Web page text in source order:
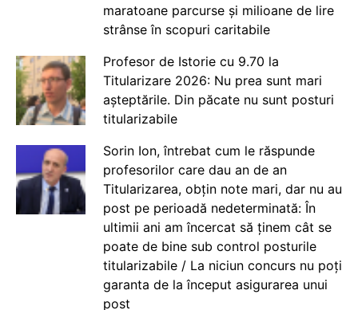
maratoane parcurse și milioane de lire
strânse în scopuri caritabile
Profesor de Istorie cu 9.70 la
Titularizare 2026: Nu prea sunt mari
așteptările. Din păcate nu sunt posturi
titularizabile
Sorin Ion, întrebat cum le răspunde
profesorilor care dau an de an
Titularizarea, obțin note mari, dar nu au
post pe perioadă nedeterminată: În
ultimii ani am încercat să ținem cât se
poate de bine sub control posturile
titularizabile / La niciun concurs nu poți
garanta de la început asigurarea unui
post